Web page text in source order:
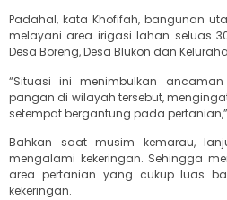
Padahal, kata Khofifah, bangunan
melayani area irigasi lahan seluas
Desa Boreng, Desa Blukon dan
“Situasi ini menimbulkan
pangan di wilayah tersebut,
setempat bergantung pada
Bahkan saat musim kemarau,
mengalami kekeringan. Sehingga
area pertanian yang cukup luas
kekeringan.